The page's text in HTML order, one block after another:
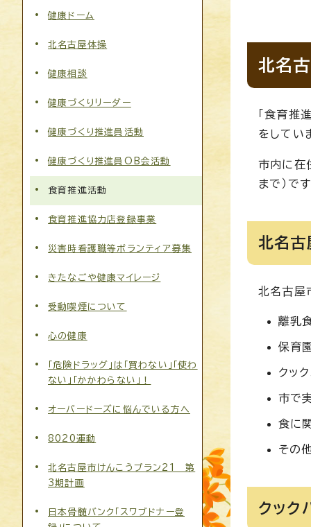
北名
「食育
をしてい
市内に在
まで）です
北名古
北名古屋
離乳
保育
クッ
市で
食に
その
クック
健康ドーム
北名古屋体操
健康相談
健康づくりリーダー
健康づくり推進員活動
健康づくり推進員OB会活動
食育推進活動
食育推進協力店登録事業
災害時看護職等ボランティア募集
きたなごや健康マイレージ
受動喫煙について
心の健康
「危険ドラッグ」は「買わない」「使わ
ない」「かかわらない」！
オーバードーズに悩んでいる方へ
8020運動
北名古屋市けんこうプラン21 第
3期計画
日本骨髄バンク「スワブドナー登